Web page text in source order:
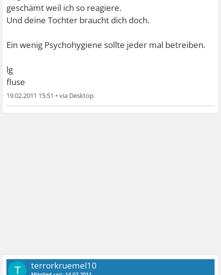
geschämt weil ich so reagiere.
Und deine Tochter braucht dich doch.
Ein wenig Psychohygiene sollte jeder mal betreiben.
lg
fluse
19.02.2011 15:51 •
T terrorkruemel10